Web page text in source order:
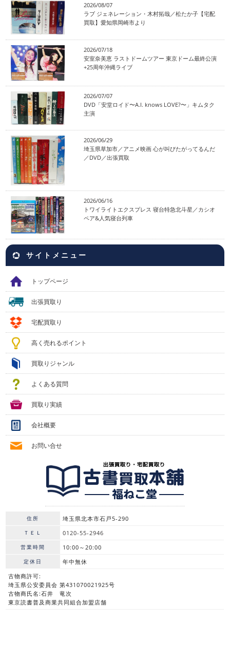
2026/08/07
ラブ ジェネレーション・木村拓哉／松たか子【宅配
買取】愛知県岡崎市より
2026/07/18
安室奈美恵 ラストドームツアー 東京ドーム最終公演
+25周年沖縄ライブ
2026/07/07
DVD「安堂ロイド〜A.I. knows LOVE?〜」キムタク
主演
2026/06/29
埼玉県草加市／アニメ映画 心が叫びたがってるんだ
／DVD／出張買取
2026/06/16
トワイライトエクスプレス 寝台特急北斗星／カシオ
ペア&人気寝台列車
サイトメニュー
トップページ
出張買取り
宅配買取り
高く売れるポイント
買取りジャンル
よくある質問
買取り実績
会社概要
お問い合せ
住所 埼玉県北本市石戸5-290
ＴＥＬ 0120-55-2946
営業時間 10:00～20:00
定休日
年中無休
古物商許可:
埼玉県公安委員会 第431070021925号
古物商氏名:石井 竜次
東京読書普及商業共同組合加盟店舗